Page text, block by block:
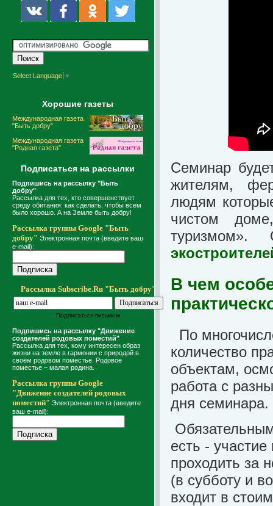
Select Language ▼
Хорошие газеты
Международная газета
"Быть добру"
Международная газета
"Родная газета"
Подписаться на рассылки
Подпишись на рассылку "Быть
добру"
Рассылка для тех, кто совершенствует
среду обитания: как сделать, чтобы всем
было хорошо. А на Земле быть добру!
Рассылка группы Google "Быть
добру" Электронная почта (введите ваш
e-mail):
Рассылка Subscribe.Ru "Быть добру"
Подписаться письмом
Подпишись на рассылку "Движение
создателей родовых поместий"
Рассылка для тех, кому интересен образ
жизни на земле в гармонии с природой в
своём родовом поместье. Родовое
поместье – малая родина.
Рассылка группы Google
"Движение создателей родовых
поместий" Электронная почта (введите
ваш e-mail):
Семинар
жителям,
людям
чистом
В чем
По
количество
объектам,
работа с
дня семинара.
есть -
проходить за
(в субботу и
входит в